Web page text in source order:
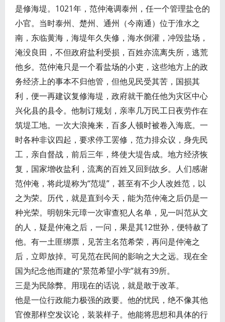
是修海堤。1021年，范仲淹调泰州，任一个管理盐仓的
小官。当时泰州、楚州、通州（今南通）位于淮水之
南，东临黄海，海堤年久失修，海水倒灌，冲毁盐场，
淹没良田，不但政府盐利受损，百姓亦流离失所，逃荒
他乡。范仲淹只是一个看盐场的小吏，这些地方上的政
务经济上的事本不归他管，但他见民受其苦，国损其
利，便一再建议复修海堤，政府就干脆任他为灾区中心
兴化县的县令。他制订规划，亲率几万民工日夜劳作在
筑堤工地。一次大浪掩来，百多人顿时被卷入海底。一
时各种非议四起，要求停工罢修，范力排众议，身先民
工，亲自督战，前后三年，终使大堤告成。地方经济恢
复，国家增收盐利，流离的百姓又回到故乡。人们感谢
范仲淹，将此堤称为“范堤”，甚至有不少人改姓范，以
之为荣。历代，就是直到今天，能为范仲淹之后仍是一
种光荣。明朝朱元璋一次审查犯人名单，见一叫范从文
的人，疑是仲淹之后，一问，果是其12世孙，便特赦了
他。有一土匪绑票，见苦主名范希荣，再问是仲淹之
后，立即放掉。可见范在民间的影响之大之远。现在全
国为纪念他而建的“景范希望小学”就有39所。
三是为民除弊。用现在的话说，就是敢于改革。
他是一位行政能力极强的政要。他的忧民，绝不像其他
官僚那样空发议论，装装样子。他能将思想和具体的行